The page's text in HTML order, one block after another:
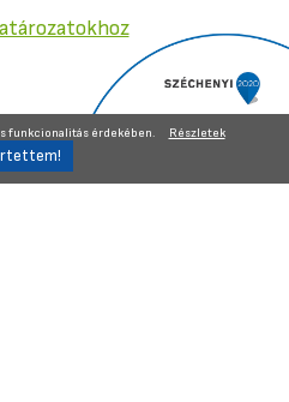
funkcionalitás érdekében. Részletek